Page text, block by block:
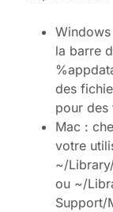
la barre
des
pour des
Mac :
votre
~/
ou ~/
Support/